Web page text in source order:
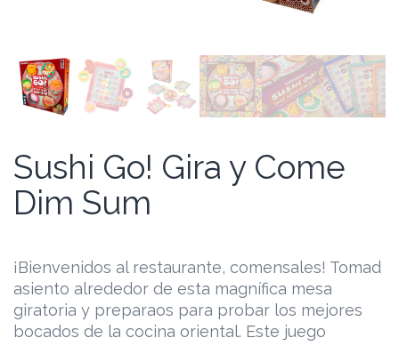
Sushi Go! Gira y Come
Dim Sum
¡Bienvenidos al restaurante, comensales! Tomad
asiento alrededor de esta magnífica mesa
giratoria y preparaos para probar los mejores
bocados de la cocina oriental. Este juego